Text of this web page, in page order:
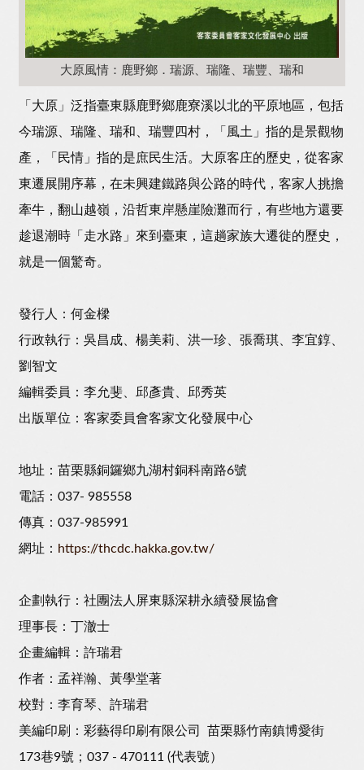
大原風情：鹿野鄉．瑞源、瑞隆、瑞豐、瑞和
「大原」泛指臺東縣鹿野鄉鹿寮溪以北的平原地區，包括
今瑞源、瑞隆、瑞和、瑞豐四村，「風土」指的是景觀物
產，「民情」指的是庶民生活。大原客庄的歷史，從客家
東遷展開序幕，在未興建鐵路與公路的時代，客家人挑擔
牽牛，翻山越嶺，沿哲東岸懸崖險灘而行，有些地方還要
趁退潮時「走水路」來到臺東，這趟家族大遷徙的歷史，
就是一個驚奇。
發行人：何金樑
行政執行：吳昌成、楊美莉、洪一珍、張喬琪、李宜錞、
劉智文
編輯委員：李允斐、邱彥貴、邱秀英
出版單位：客家委員會客家文化發展中心
地址：苗栗縣銅鑼鄉九湖村銅科南路6號
電話：037- 985558
傳真：037-985991
網址： https://thcdc.hakka.gov.tw/
企劃執行：社團法人屏東縣深耕永續發展協會
理事長：丁澈士
企畫編輯：許瑞君
作者：孟祥瀚、黃學堂著
校對：李育琴、許瑞君
美編印刷：彩藝得印刷有限公司 苗栗縣竹南鎮博愛街
173巷9號；037 - 470111 (代表號）